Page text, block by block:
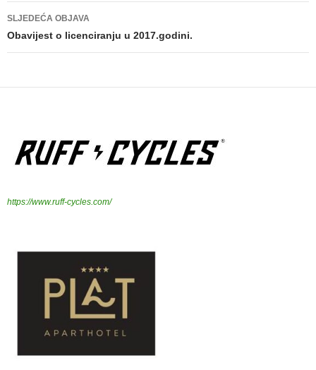
objava
SLJEDEĆA OBJAVA
Obavijest o licenciranju u 2017.godini.
https://www.ruff-cycles.com/